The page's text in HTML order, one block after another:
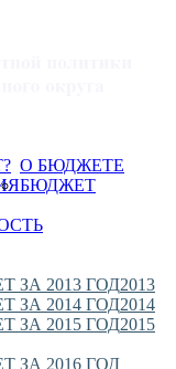
О БЮДЖЕТЕ
БЮДЖЕТ
2013
ЗА 2013 ГОД
2014
ЗА 2014 ГОД
2015
ЗА 2015 ГОД
ЗА 2016 ГОД